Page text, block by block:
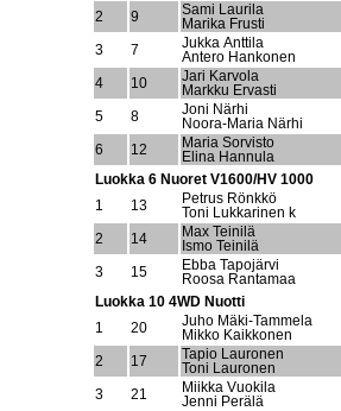
2
9
Sami Laurila
Marika Frusti
3
7
Jukka Anttila
Antero Hankonen
4
10
Jari Karvola
Markku Ervasti
5
8
Joni Närhi
Noora-Maria Närhi
6
12
Maria Sorvisto
Elina Hannula
Luokka 6 Nuoret V1600/HV 1000
1
13
Petrus Rönkkö
Toni Lukkarinen k
2
14
Max Teinilä
Ismo Teinilä
3
15
Ebba Tapojärvi
Roosa Rantamaa
Luokka 10 4WD Nuotti
1
20
Juho Mäki-Tammela
Mikko Kaikkonen
2
17
Tapio Lauronen
Toni Lauronen
3
21
Miikka Vuokila
Jenni Perälä